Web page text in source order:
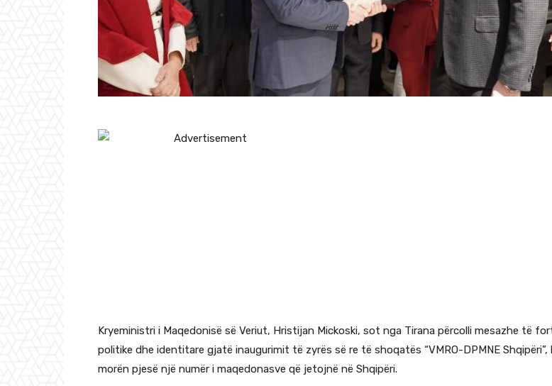
Kryeministri i Maqedonisë së Veriut, Hristijan Mickoski, sot nga Tirana përcolli mesazhe të
politike dhe identitare gjatë inaugurimit të zyrës së re të shoqatës “VMRO-DPMNE Shqipëri”,
morën pjesë një numër i maqedonasve që jetojnë në Shqipëri.